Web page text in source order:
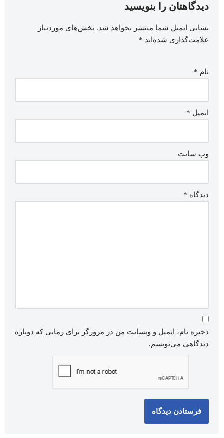
دیدگاهتان را بنویسید
نشانی ایمیل شما منتشر نخواهد شد. بخش‌های موردنیاز
علامت‌گذاری شده‌اند *
نام *
ایمیل *
وب‌ سایت
دیدگاه *
ذخیره نام، ایمیل و وبسایت من در مرورگر برای زمانی که دوباره
دیدگاهی می‌نویسم.